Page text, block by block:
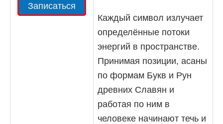
Записаться
Каждый символ излучает
определённые потоки
энергий в пространстве.
Принимая позиции, асаны
по формам Букв и Рун
древних Славян и
работая по ним в
человеке начинают течь и